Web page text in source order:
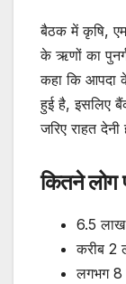
बैठक में कृषि,
के ऋणों का
कहा कि आपदा
हुई है, इसलिए
जरिए राहत देनी
कितने लोग
6.5
करीब 2
लगभग